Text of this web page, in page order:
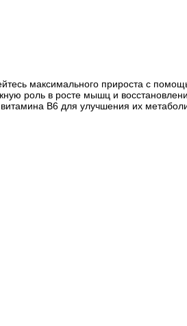
максимального прироста с
роль в росте мышц и
B6 для улучшения их